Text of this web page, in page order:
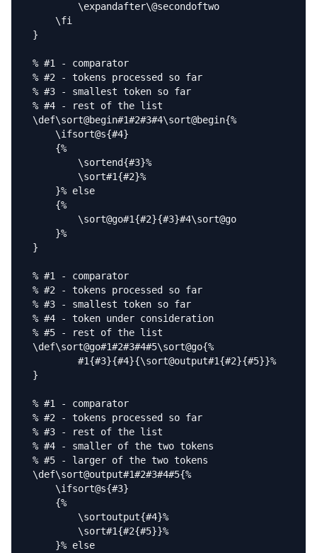
        \expandafter\@secondoftwo
    \fi
}
% #1 - comparator
% #2 - tokens processed so far
% #3 - smallest token so far
% #4 - rest of the list
\def\sort@begin#1#2#3#4\sort@begin{%
    \ifsort@s{#4}
    {%
        \sortend{#3}%
        \sort#1{#2}%
    }% else
    {%
        \sort@go#1{#2}{#3}#4\sort@go
    }%
}
% #1 - comparator
% #2 - tokens processed so far
% #3 - smallest token so far
% #4 - token under consideration
% #5 - rest of the list
\def\sort@go#1#2#3#4#5\sort@go{%
        #1{#3}{#4}{\sort@output#1{#2}{#5}}%
}
% #1 - comparator
% #2 - tokens processed so far
% #3 - rest of the list
% #4 - smaller of the two tokens
% #5 - larger of the two tokens
\def\sort@output#1#2#3#4#5{%
    \ifsort@s{#3}
    {%
        \sortoutput{#4}%
        \sort#1{#2{#5}}%
    }% else